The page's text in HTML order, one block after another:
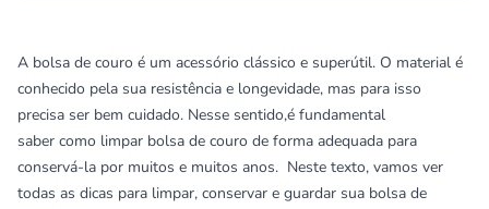
A bolsa de couro é um acessório clássico e superútil. O material é
conhecido pela sua resistência e longevidade, mas para isso
precisa ser bem cuidado. Nesse sentido,é fundamental
saber como limpar bolsa de couro de forma adequada para
conservá-la por muitos e muitos anos. Neste texto, vamos ver
todas as dicas para limpar, conservar e guardar sua bolsa de